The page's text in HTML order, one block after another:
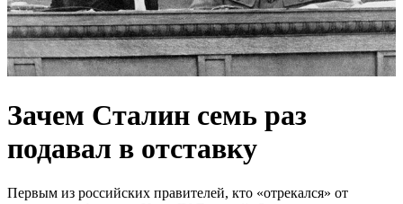
Зачем Сталин семь раз
подавал в отставку
Первым из российских правителей, кто «отрекался» от